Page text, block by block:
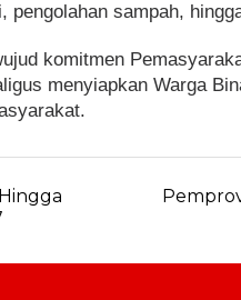
sampah,
komitmen
menyiapkan Warga